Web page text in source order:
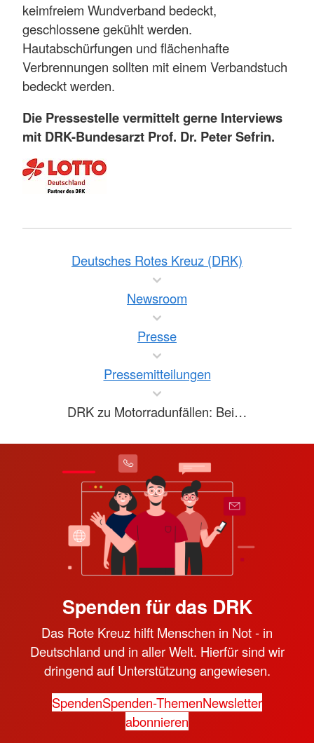
keimfreiem Wundverband bedeckt,
geschlossene gekühlt werden.
Hautabschürfungen und flächenhafte
Verbrennungen sollten mit einem Verbandstuch
bedeckt werden.
Die Pressestelle vermittelt gerne Interviews
mit DRK-Bundesarzt Prof. Dr. Peter Sefrin.
Deutsches Rotes Kreuz (DRK)
Newsroom
Presse
Pressemitteilungen
DRK zu Motorradunfällen: Bei…
Spenden für das DRK
Das Rote Kreuz hilft Menschen in Not - in
Deutschland und in aller Welt. Hierfür sind wir
dringend auf Unterstützung angewiesen.
SpendenSpenden-ThemenNewsletter
abonnieren